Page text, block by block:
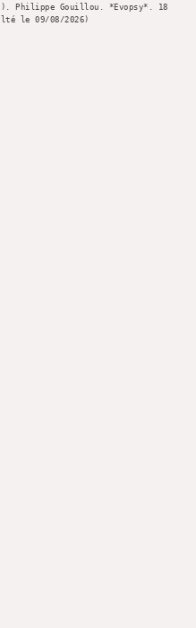
Philippe Gouillou. *Evopsy*. 18
le 09/08/2026)